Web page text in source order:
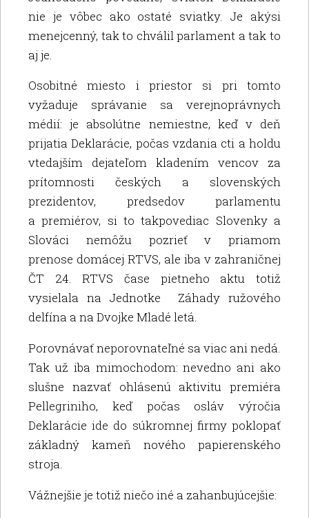
nie je vôbec ako ostaté sviatky. Je akýsi
menejcenný, tak to chválil parlament a tak to
aj je.
Osobitné miesto i priestor si pri tomto
vyžaduje správanie sa verejnoprávnych
médií: je absolútne nemiestne, keď v deň
prijatia Deklarácie, počas vzdania cti a holdu
vtedajším dejateľom kladením vencov za
prítomnosti českých a slovenských
prezidentov, predsedov parlamentu
a premiérov, si to takpovediac Slovenky a
Slováci nemôžu pozrieť v priamom
prenose domácej RTVS, ale iba v zahraničnej
ČT 24. RTVS čase pietneho aktu totiž
vysielala na Jednotke Záhady ružového
delfína a na Dvojke Mladé letá.
Porovnávať neporovnateľné sa viac ani nedá.
Tak už iba mimochodom: nevedno ani ako
slušne nazvať ohlásenú aktivitu premiéra
Pellegriniho, keď počas osláv výročia
Deklarácie ide do súkromnej firmy poklopať
základný kameň nového papierenského
stroja.
Vážnejšie je totiž niečo iné a zahanbujúcejšie: